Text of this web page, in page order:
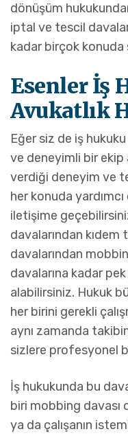
dönüşüm
iptal ve tescil
kadar birçok konuda
Esenler İş
Avukatlık
Eğer siz de iş
ve deneyimli bir ekip
verdiği deneyim ve
her konuda
iletişime
davalarından kıdem
davalarından
davalarına kadar
alabilirsiniz. Hukuk
her birini gerekli
aynı zamanda
sizlere profesyonel
İş hukukunda bu
biri mobbing davası
ya da çalışanın